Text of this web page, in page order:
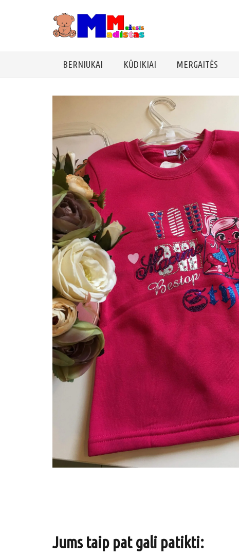
BERNIUKAI KŪDIKIAI MERGAITĖS
Jums taip pat gali patikti: